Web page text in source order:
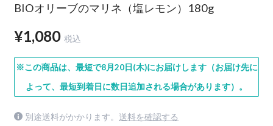
BIOオリーブのマリネ（塩レモン）180g
¥1,080 税込
※この商品は、最短で8月20日(木)にお届けします（お届け先に
よって、最短到着日に数日追加される場合があります）。
別途送料がかかります。 送料を確認する